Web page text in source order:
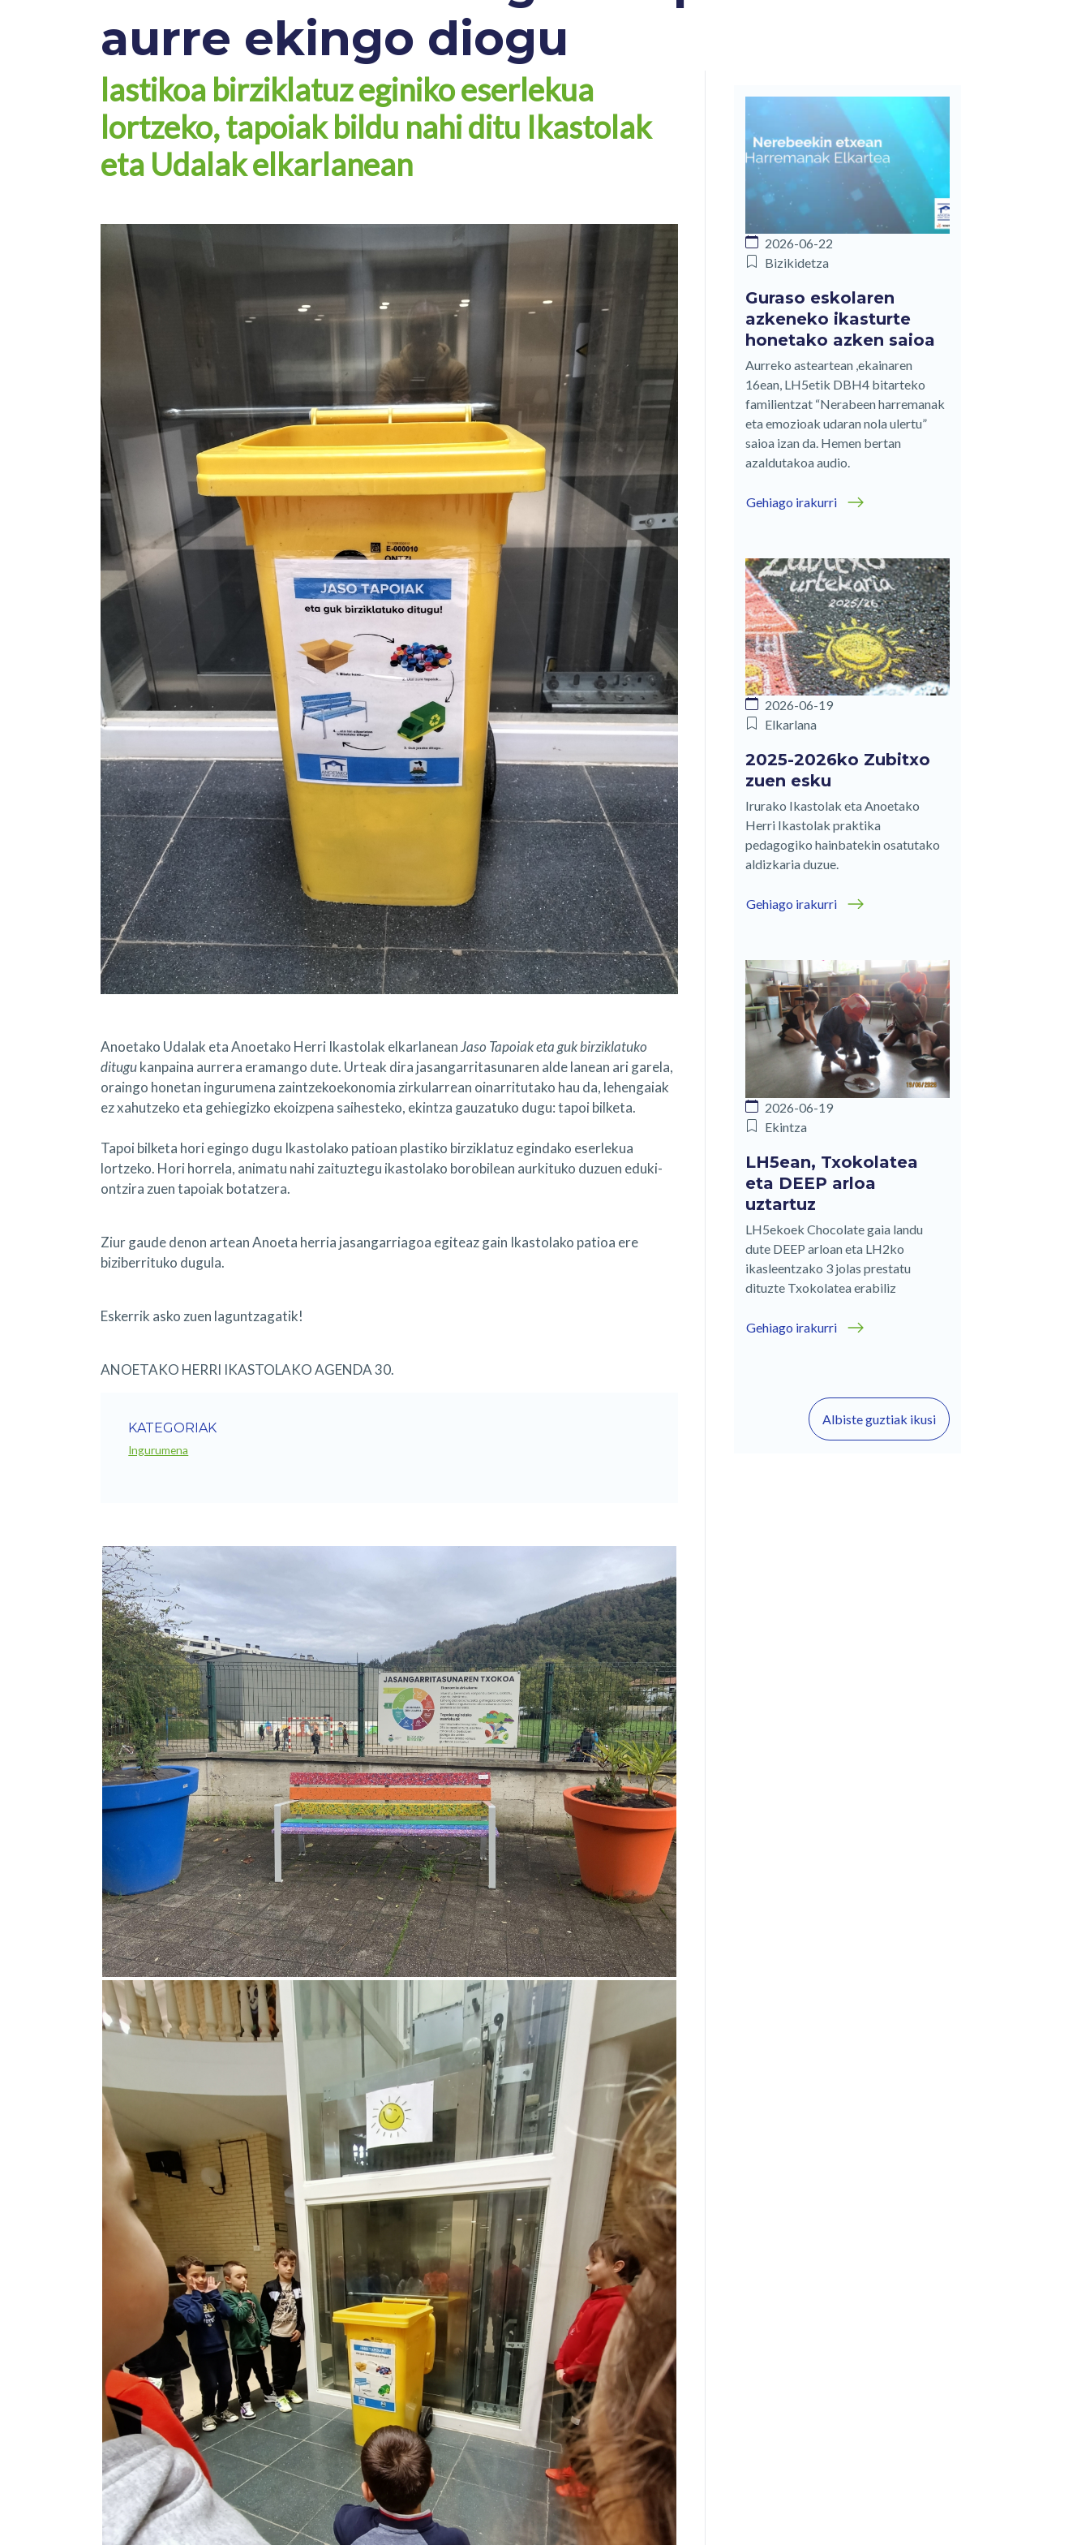
aurre ekingo diogu
lastikoa birziklatuz eginiko eserlekua
lortzeko, tapoiak bildu nahi ditu Ikastolak
eta Udalak elkarlanean
Anoetako Udalak eta Anoetako Herri Ikastolak elkarlaneanJaso Tapoiak eta guk birziklatuko
ditugukanpaina aurrera eramango dute. Urteak dira jasangarritasunaren alde lanean ari garela,
oraingo honetan ingurumena zaintzekoekonomia zirkularrean oinarritutako hau da, lehengaiak
ez xahutzeko eta gehiegizko ekoizpena saihesteko, ekintza gauzatuko dugu: tapoi bilketa.
Tapoi bilketa hori egingo dugu Ikastolako patioan plastiko birziklatuz egindako eserlekua
lortzeko. Hori horrela, animatu nahi zaituztegu ikastolako borobilean aurkituko duzuen eduki-
ontzira zuen tapoiak botatzera.
Ziur gaude denon artean Anoeta herria jasangarriagoa egiteaz gain Ikastolako patioa ere
biziberrituko dugula.
Eskerrik asko zuen laguntzagatik!
ANOETAKO HERRI IKASTOLAKO AGENDA 30.
KATEGORIAK
Ingurumena
2026-06-22
Bizikidetza
Guraso eskolaren
azkeneko ikasturte
honetako azken saioa
Aurreko asteartean ,ekainaren
16ean, LH5etik DBH4 bitarteko
familientzat “Nerabeen harremanak
eta emozioak udaran nola ulertu”
saioa izan da. Hemen bertan
azaldutakoa audio.
Gehiago irakurri
2026-06-19
Elkarlana
2025-2026ko Zubitxo
zuen esku
Irurako Ikastolak eta Anoetako
Herri Ikastolak praktika
pedagogiko hainbatekin osatutako
aldizkaria duzue.
Gehiago irakurri
2026-06-19
Ekintza
LH5ean, Txokolatea
eta DEEP arloa
uztartuz
LH5ekoek Chocolate gaia landu
dute DEEP arloan eta LH2ko
ikasleentzako 3 jolas prestatu
dituzte Txokolatea erabiliz
Gehiago irakurri
Albiste guztiak ikusi